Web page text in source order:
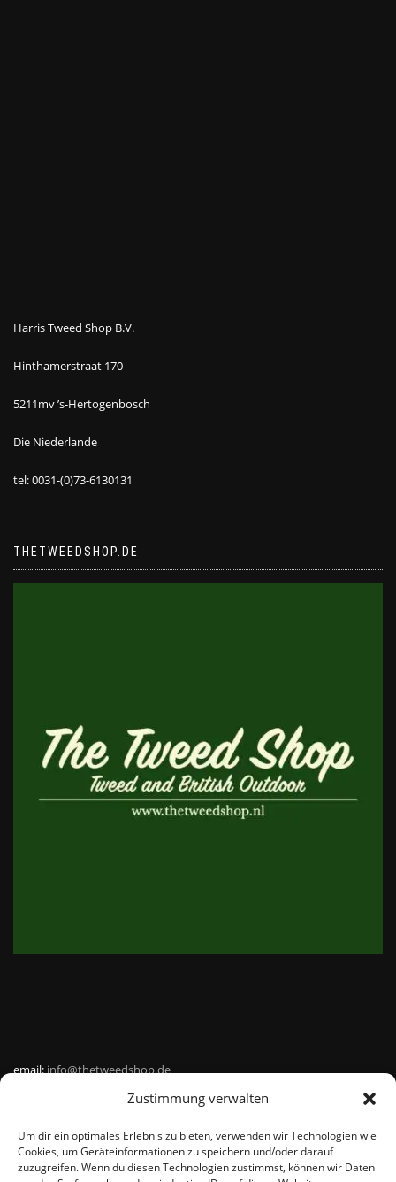
Zustimmung verwalten
Um dir ein optimales Erlebnis zu bieten, verwenden wir Technologien wie
Cookies, um Geräteinformationen zu speichern und/oder darauf
zuzugreifen. Wenn du diesen Technologien zustimmst, können wir Daten
Harris Tweed Shop B.V.
Hinthamerstraat 170
5211mv ’s-Hertogenbosch
Die Niederlande
tel: 0031-(0)73-6130131
THETWEEDSHOP.DE
email:info@thetweedshop.de
Kvk Nummer: 88959732
MWSnr: NL864836247B01